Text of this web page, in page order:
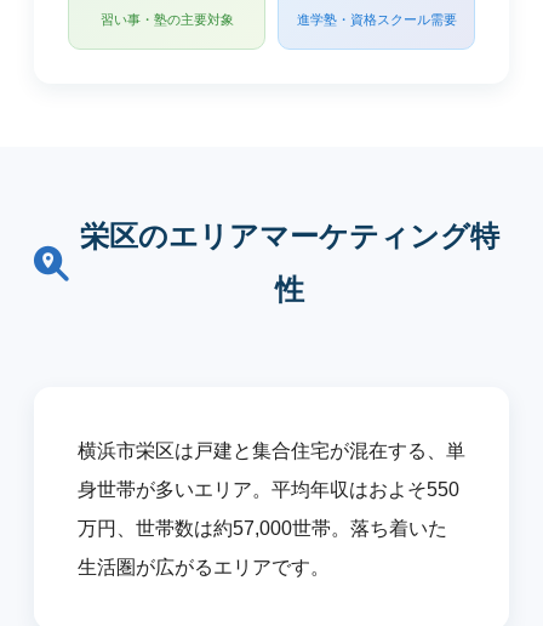
習い事・塾の主要対象
進学塾・資格スクール需要
栄区のエリアマーケティング特
性
横浜市栄区は戸建と集合住宅が混在する、単
身世帯が多いエリア。平均年収はおよそ550
万円、世帯数は約57,000世帯。落ち着いた
生活圏が広がるエリアです。